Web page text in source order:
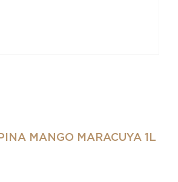
MANGO MARACUYA 1L